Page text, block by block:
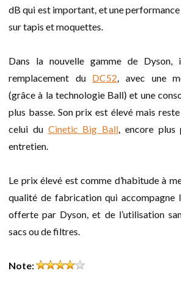
dB qui est important, et une
sur tapis et moquettes.
Dans la nouvelle gamme de Dyson,
remplacement du DC52, avec une
(grâce à la technologie Ball) et une
plus basse. Son prix est élevé mais
celui du Cinetic Big Ball, encore plus
entretien.
Le prix élevé est comme d’habitude à
qualité de fabrication qui accompagne
offerte par Dyson, et de l’utilisation
sacs ou de filtres.
Note: